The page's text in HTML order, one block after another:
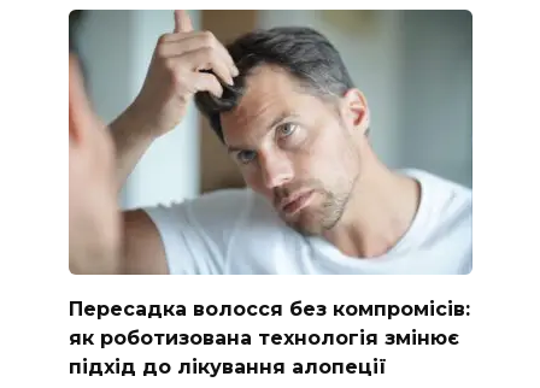
Пересадка волосся без компромісів:
як роботизована технологія змінює
підхід до лікування алопеції